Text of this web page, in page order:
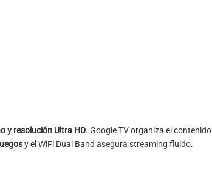
y resolución Ultra HD. Google TV organiza el contenido
y el WiFi Dual Band asegura streaming fluido.